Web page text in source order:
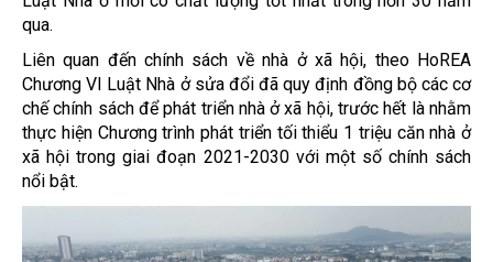
qua.
Liên quan đến chính sách về nhà ở xã hội, theo HoREA
Chương VI Luật Nhà ở sửa đổi đã quy định đồng bộ các cơ
chế chính sách để phát triển nhà ở xã hội, trước hết là nhằm
thực hiện Chương trình phát triển tối thiểu 1 triệu căn nhà ở
xã hội trong giai đoạn 2021-2030 với một số chính sách
nổi bật.